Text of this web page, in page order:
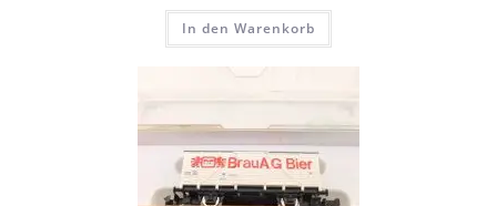
In den Warenkorb